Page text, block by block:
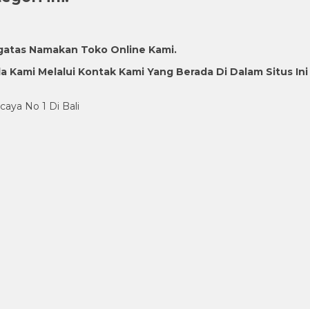
Namakan Toko Online Kami.
Melalui Kontak Kami Yang Berada Di Dalam Situs Ini
No 1 Di Bali